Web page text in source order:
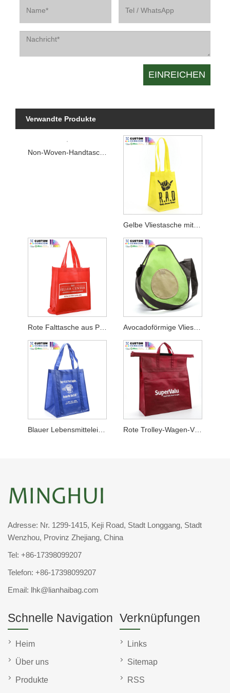
Verwandte Produkte
Non-Woven-Handtasche für Unternehmen
Rote Falttasche aus Polypropylen-Vliesstoff
Blauer Lebensmitteleinkäufer aus Vliesstoff
Adresse: Nr. 1299-1415, Keji Road, Stadt Longgang, Stadt
Wenzhou, Provinz Zhejiang, China
Tel: +86-17398099207
Telefon: +86-17398099207
Email: lhk@lianhaibag.com
Schnelle Navigation
Heim
Über uns
Produkte
Verknüpfungen
Links
Sitemap
RSS